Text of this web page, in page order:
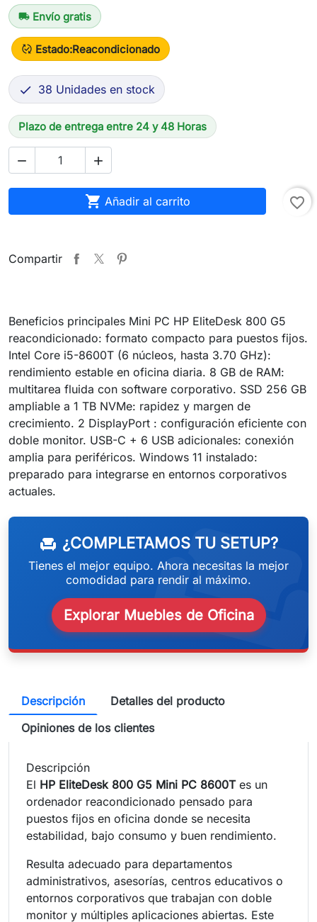
local_shipping Envío gratis
published_with_changes Estado:Reacondicionado
 38 Unidades en stock
Plazo de entrega entre 24 y 48 Horas
 
 Añadir al carrito favorite_border
Compartir
Beneficios principales Mini PC HP EliteDesk 800 G5
reacondicionado: formato compacto para puestos fijos.
Intel Core i5-8600T (6 núcleos, hasta 3.70 GHz):
rendimiento estable en oficina diaria. 8 GB de RAM:
multitarea fluida con software corporativo. SSD 256 GB
ampliable a 1 TB NVMe: rapidez y margen de
crecimiento. 2 DisplayPort : configuración eficiente con
doble monitor. USB-C + 6 USB adicionales: conexión
amplia para periféricos. Windows 11 instalado:
preparado para integrarse en entornos corporativos
actuales.
chair ¿COMPLETAMOS TU SETUP?
Tienes el mejor equipo. Ahora necesitas la mejor
comodidad para rendir al máximo.
Explorar Muebles de Oficina
Descripción
Detalles del producto
Opiniones de los clientes
Descripción
El HP EliteDesk 800 G5 Mini PC 8600Tes un
ordenador reacondicionado pensado para
puestos fijos en oficina donde se necesita
estabilidad, bajo consumo y buen rendimiento.
Resulta adecuado para departamentos
administrativos, asesorías, centros educativos o
entornos corporativos que trabajan con doble
monitor y múltiples aplicaciones abiertas. Este